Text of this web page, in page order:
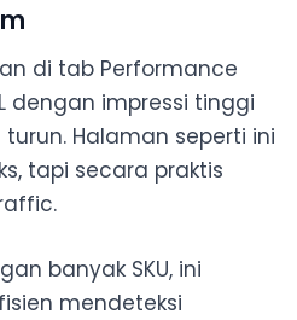
di tab Performance
dengan impressi tinggi
Halaman seperti ini
tapi secara praktis
banyak SKU, ini
mendeteksi